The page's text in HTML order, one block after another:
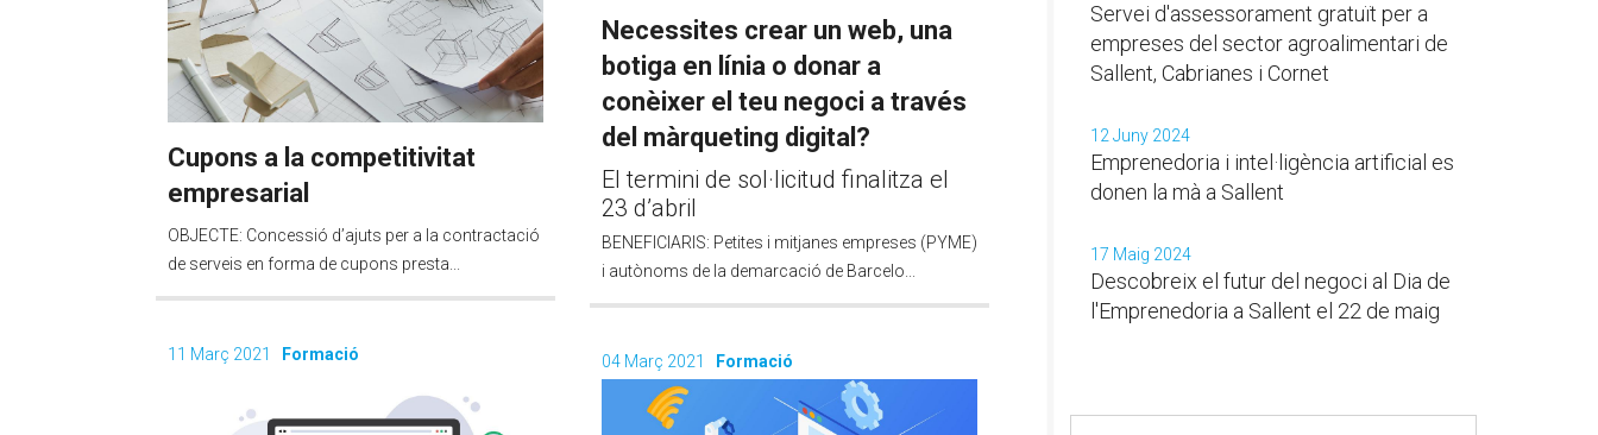
Necessites crear un web, una
botiga en línia o donar a
conèixer el teu negoci a través
del màrqueting digital?
El termini de sol·licitud finalitza el
23 d’abril
BENEFICIARIS: Petites i mitjanes empreses (PYME)
i autònoms de la demarcació de Barcelo...
Cupons a la competitivitat
empresarial
OBJECTE: Concessió d’ajuts per a la contractació
de serveis en forma de cupons presta...
11 Març 2021 Formació 04 Març 2021 Formació
Servei d'assessorament gratuït per a
empreses del sector agroalimentari de
Sallent, Cabrianes i Cornet
12 Juny 2024
Emprenedoria i intel·ligència artificial es
donen la mà a Sallent
17 Maig 2024
Descobreix el futur del negoci al Dia de
l'Emprenedoria a Sallent el 22 de maig